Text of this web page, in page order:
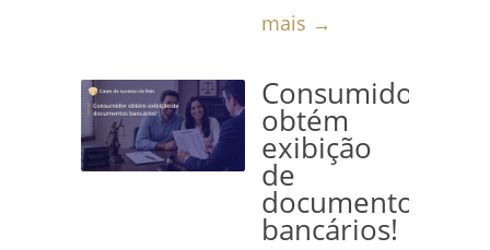
mais →
Consumidor
obtém
exibição
de
documentos
bancários!